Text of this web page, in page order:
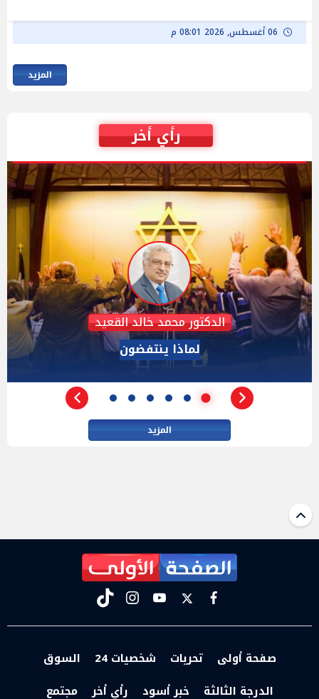
06 أغسطس, 2026 08:01 م
المزيد
رأي أخر
عبدالحليم قنديل
الدكتور عبد الحليم قنديل يكتب: هزيمة "ترامب" فى
مفاوضات إيران
المزيد
facebook
twitter
youtube
instagram
tiktok
صفحة أولى تحريات شخصيات 24
السوق
الدرجة الثالثة
خبر أسود رأي أخر مجتمع